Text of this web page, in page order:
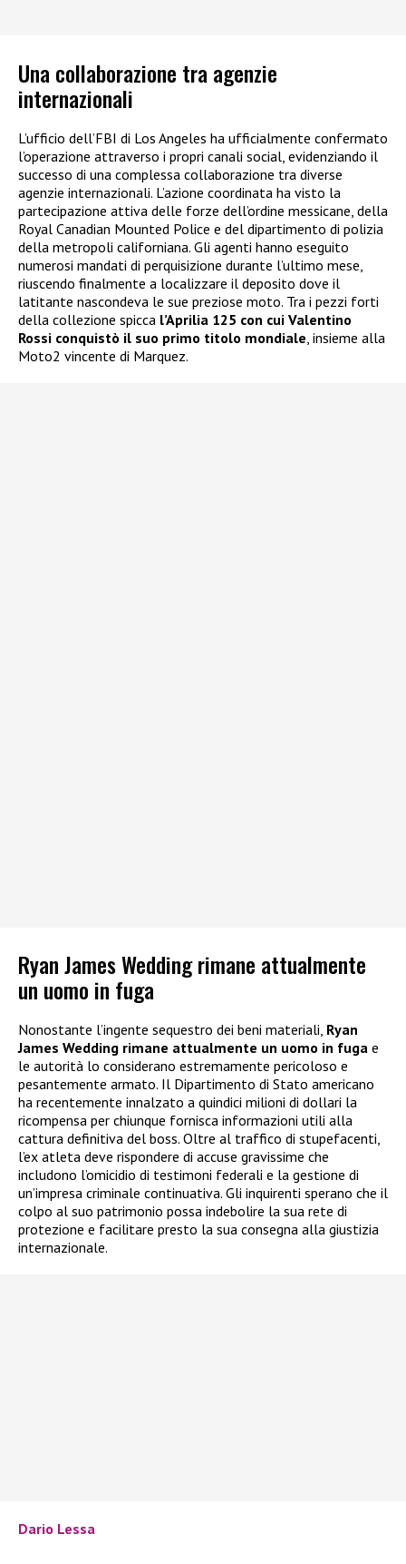
Una collaborazione tra agenzie
internazionali
L’ufficio dell’FBI di Los Angeles ha ufficialmente confermato
l’operazione attraverso i propri canali social, evidenziando il
successo di una complessa collaborazione tra diverse
agenzie internazionali. L’azione coordinata ha visto la
partecipazione attiva delle forze dell’ordine messicane, della
Royal Canadian Mounted Police e del dipartimento di polizia
della metropoli californiana. Gli agenti hanno eseguito
numerosi mandati di perquisizione durante l’ultimo mese,
riuscendo finalmente a localizzare il deposito dove il
latitante nascondeva le sue preziose moto. Tra i pezzi forti
della collezione spicca l’Aprilia 125 con cui Valentino
Rossi conquistò il suo primo titolo mondiale , insieme alla
Moto2 vincente di Marquez.
Ryan James Wedding rimane attualmente
un uomo in fuga
Nonostante l’ingente sequestro dei beni materiali, Ryan
James Wedding rimane attualmente un uomo in fuga e
le autorità lo considerano estremamente pericoloso e
pesantemente armato. Il Dipartimento di Stato americano
ha recentemente innalzato a quindici milioni di dollari la
ricompensa per chiunque fornisca informazioni utili alla
cattura definitiva del boss. Oltre al traffico di stupefacenti,
l’ex atleta deve rispondere di accuse gravissime che
includono l’omicidio di testimoni federali e la gestione di
un’impresa criminale continuativa. Gli inquirenti sperano che il
colpo al suo patrimonio possa indebolire la sua rete di
protezione e facilitare presto la sua consegna alla giustizia
internazionale.
Dario Lessa